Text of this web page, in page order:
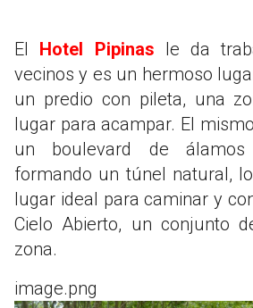
El Hotel Pipinas le da
vecinos y es un hermoso
un predio con pileta, una
lugar para acampar. El
un boulevard de
formando un túnel natural,
lugar ideal para caminar y
Cielo Abierto, un conjunto
zona.
image.png